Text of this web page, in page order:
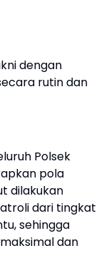
dengan
rutin dan
Polsek
pola
dilakukan
dari tingkat
sehingga
dan